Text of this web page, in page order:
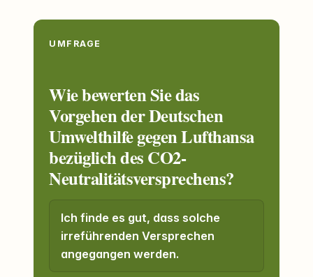
UMFRAGE
Wie bewerten Sie das
Vorgehen der Deutschen
Umwelthilfe gegen Lufthansa
bezüglich des CO2-
Neutralitätsversprechens?
Ich finde es gut, dass solche
irreführenden Versprechen
angegangen werden.